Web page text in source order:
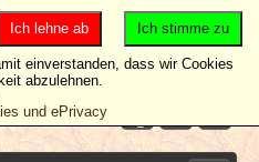
Ich stimme zu
Ich lehne ab
einverstanden, dass wir Cookies
abzulehnen.
und ePrivacy